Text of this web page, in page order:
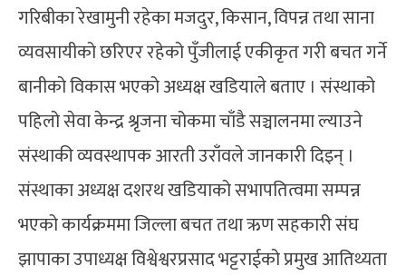
गरिबीका रेखामुनी रहेका मजदुर, किसान, विपन्न तथा साना
व्यवसायीको छरिएर रहेको पुँजीलाई एकीकृत गरी बचत गर्ने
बानीको विकास भएको अध्यक्ष खडियाले बताए । संस्थाको
पहिलो सेवा केन्द्र श्रृजना चोकमा चाँडै सञ्चालनमा ल्याउने
संस्थाकी व्यवस्थापक आरती उराँवले जानकारी दिइन् ।
संस्थाका अध्यक्ष दशरथ खडियाको सभापतित्वमा सम्पन्न
भएको कार्यक्रममा जिल्ला बचत तथा ऋण सहकारी संघ
झापाका उपाध्यक्ष विश्वेश्वरप्रसाद भट्टराईको प्रमुख आतिथ्यता